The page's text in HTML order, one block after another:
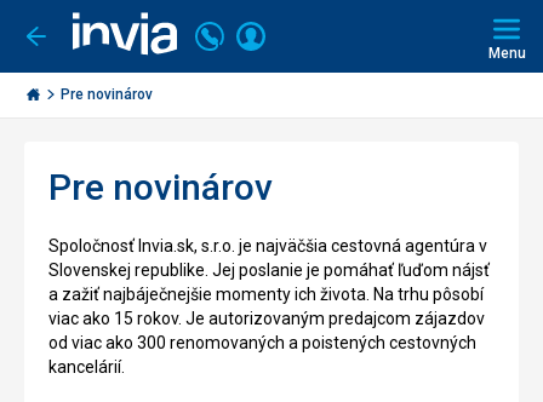
Ísť
späť
Invia.sk
Volajte
+421
2
Prihlásiť
Menu
Pre novinárov
Pre novinárov
Spoločnosť Invia.sk, s.r.o. je najväčšia cestovná agentúra v
Slovenskej republike. Jej poslanie je pomáhať ľuďom nájsť
a zažiť najbáječnejšie momenty ich života. Na trhu pôsobí
viac ako 15 rokov. Je autorizovaným predajcom zájazdov
od viac ako 300 renomovaných a poistených cestovných
kancelárií.